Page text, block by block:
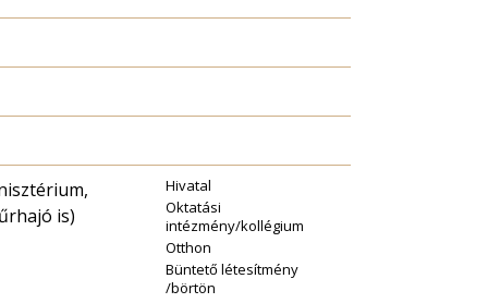
is)
Hivatal
Oktatási
intézmény/kollégium
Otthon
Büntető létesítmény
/börtön